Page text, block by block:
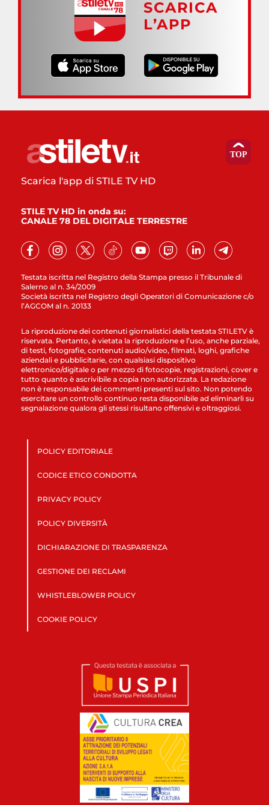
SCARICA
L’APP
Testata iscritta nel Registro della Stampa presso il Tribunale di
Salerno al n. 34/2009
Società iscritta nel Registro degli Operatori di Comunicazione c/o
l’AGCOM al n. 20133
Scarica l'app di STILE TV HD
STILE TV HD in onda su:
CANALE 78 DEL DIGITALE TERRESTRE
La riproduzione dei contenuti giornalistici della testata STILETV è
riservata. Pertanto, è vietata la riproduzione e l’uso, anche parziale,
di testi, fotografie, contenuti audio/video, filmati, loghi, grafiche
aziendali e pubblicitarie, con qualsiasi dispositivo
elettronico/digitale o per mezzo di fotocopie, registrazioni, cover e
tutto quanto è ascrivibile a copia non autorizzata. La redazione
non è responsabile dei commenti presenti sul sito. Non potendo
esercitare un controllo continuo resta disponibile ad eliminarli su
segnalazione qualora gli stessi risultano offensivi e oltraggiosi.
POLICY EDITORIALE
CODICE ETICO CONDOTTA
PRIVACY POLICY
POLICY DIVERSITÀ
DICHIARAZIONE DI TRASPARENZA
GESTIONE DEI RECLAMI
WHISTLEBLOWER POLICY
COOKIE POLICY